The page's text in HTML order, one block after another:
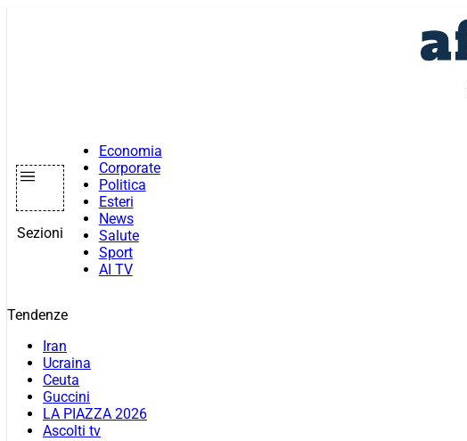
Sezioni
Economia
Corporate
Politica
Esteri
News
Salute
Sport
AI TV
Tendenze
Iran
Ucraina
Ceuta
Guccini
LA PIAZZA 2026
Ascolti tv